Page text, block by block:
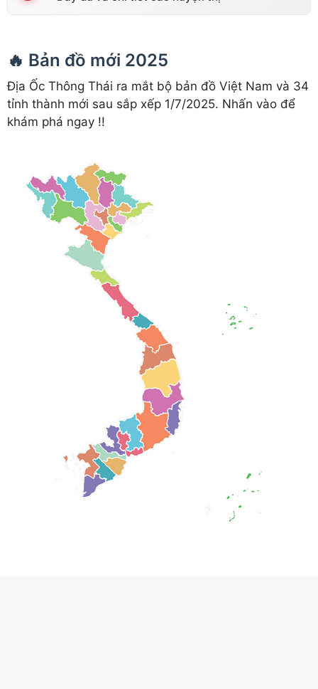
🔥 Bản đồ mới 2025
Địa Ốc Thông Thái ra mắt bộ bản đồ Việt Nam và 34
tỉnh thành mới sau sắp xếp 1/7/2025. Nhấn vào để
khám phá ngay !!